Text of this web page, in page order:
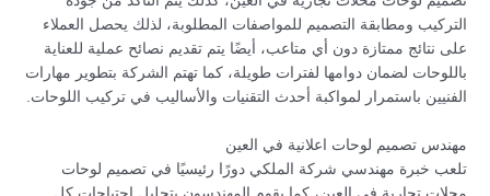
التركيب ومطابقة التصميم للمواصفات المطلوبة، لذلك يحصل العملاء
على نتائج ممتازة دون أي متاعب، أيضًا يتم تقديم نصائح عملية للعناية
باللوحات لضمان دوامها لفترات طويلة، كما تهتم الشركة بتطوير مهارات
الفنيين باستمرار لمواكبة أحدث التقنيات والأساليب في تركيب اللوحات.
مهندس تصميم لوحات اعلانية في العين
تلعب خبرة مهندسي شركة الملكي دورًا رئيسيًا في تصميم لوحات